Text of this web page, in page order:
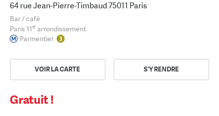
64 rue Jean-Pierre-Timbaud 75011 Paris
Bar / café
Paris 11e arrondissement
Parmentier
VOIR LA CARTE S'Y RENDRE
Gratuit !